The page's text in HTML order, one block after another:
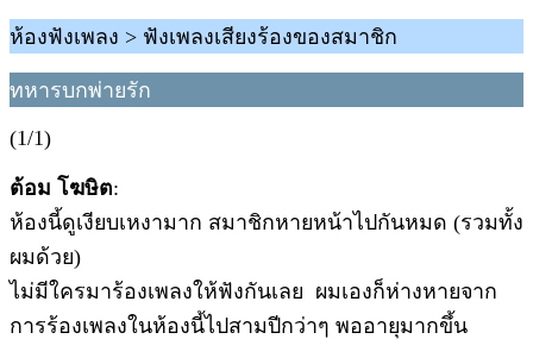
ห้องฟังเพลง > ฟังเพลงเสียงร้องของสมาชิก
ทหารบกพ่ายรัก
(1/1)
ต้อม โฆษิต:
ห้องนี้ดูเงียบเหงามาก สมาชิกหายหน้าไปกันหมด (รวมทั้ง
ผมด้วย)
ไม่มีใครมาร้องเพลงให้ฟังกันเลย ผมเองก็ห่างหายจาก
การร้องเพลงในห้องนี้ไปสามปีกว่าๆ พออายุมากขึ้น